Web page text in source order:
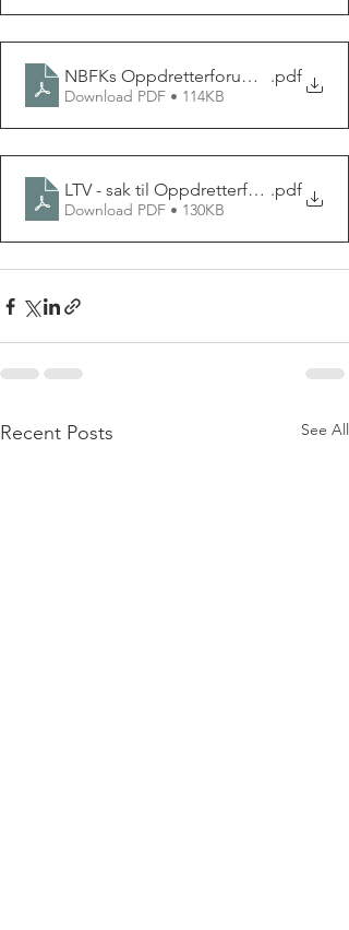
NBFKs Oppdretterforum 16 mars 2024
.pdf
Download PDF • 114KB
LTV - sak til Oppdretterforum 2024
.pdf
Download PDF • 130KB
Recent Posts See All